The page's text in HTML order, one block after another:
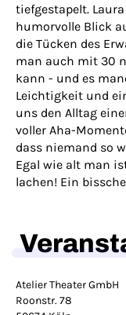
tiefgestapelt.
humorvolle Blick
die Tücken des
man auch mit 30
kann - und es
Leichtigkeit und
uns den Alltag
voller Aha-
dass niemand so
Egal wie alt man
lachen! Ein
Atelier Theater GmbH
Roonstr. 78